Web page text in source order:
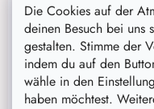
Die Cookies auf der
deinen Besuch bei uns
gestalten. Stimme der
indem du auf den
wähle in den
haben möchtest.
16,50 €
20,60 €
Haltbarkeit erhöht.